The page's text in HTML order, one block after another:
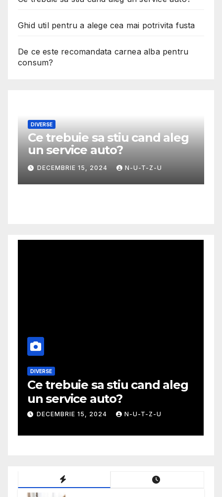
Ghid util pentru a alege cea mai potrivita fusta
De ce este recomandata carnea alba pentru
consum?
DIVERSE
Ce trebuie sa stiu cand aleg
un service auto?
DECEMBRIE 15, 2024 N-U-T-Z-U
DIVERSE
Ce trebuie sa stiu cand aleg
un service auto?
DECEMBRIE 15, 2024 N-U-T-Z-U